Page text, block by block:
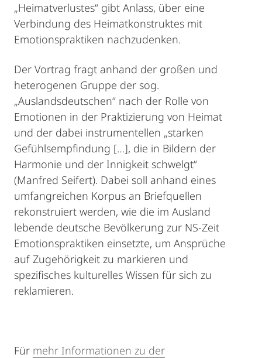
„Heimatverlustes“ gibt Anlass, über eine
Verbindung des Heimatkonstruktes mit
Emotionspraktiken nachzudenken.
Der Vortrag fragt anhand der großen und
heterogenen Gruppe der sog.
„Auslandsdeutschen“ nach der Rolle von
Emotionen in der Praktizierung von Heimat
und der dabei instrumentellen „starken
Gefühlsempfindung […], die in Bildern der
Harmonie und der Innigkeit schwelgt“
(Manfred Seifert). Dabei soll anhand eines
umfangreichen Korpus an Briefquellen
rekonstruiert werden, wie die im Ausland
lebende deutsche Bevölkerung zur NS-Zeit
Emotionspraktiken einsetzte, um Ansprüche
auf Zugehörigkeit zu markieren und
spezifisches kulturelles Wissen für sich zu
reklamieren.
Für mehr Informationen zu der